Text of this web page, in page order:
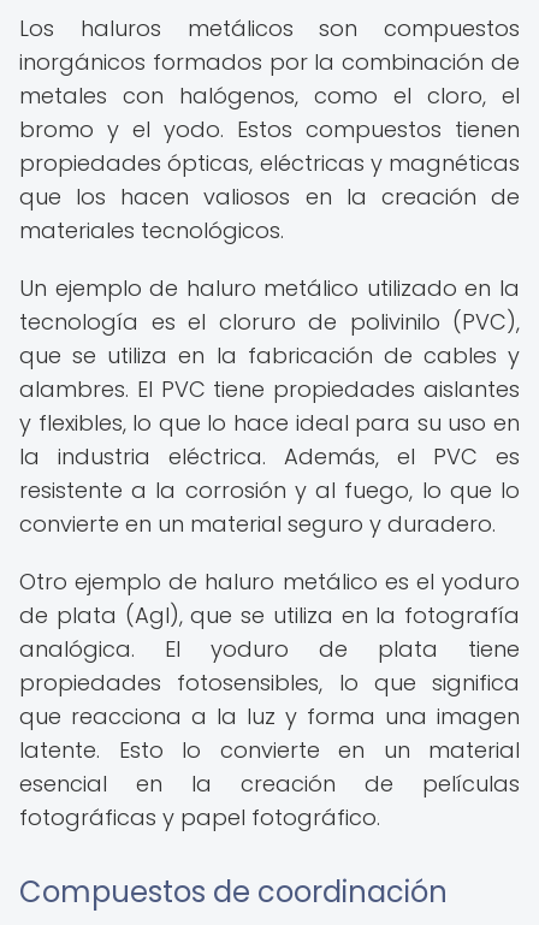
Los haluros metálicos son compuestos
inorgánicos formados por la combinación de
metales con halógenos, como el cloro, el
bromo y el yodo. Estos compuestos tienen
propiedades ópticas, eléctricas y magnéticas
que los hacen valiosos en la creación de
materiales tecnológicos.
Un ejemplo de haluro metálico utilizado en la
tecnología es el cloruro de polivinilo (PVC),
que se utiliza en la fabricación de cables y
alambres. El PVC tiene propiedades aislantes
y flexibles, lo que lo hace ideal para su uso en
la industria eléctrica. Además, el PVC es
resistente a la corrosión y al fuego, lo que lo
convierte en un material seguro y duradero.
Otro ejemplo de haluro metálico es el yoduro
de plata (AgI), que se utiliza en la fotografía
analógica. El yoduro de plata tiene
propiedades fotosensibles, lo que significa
que reacciona a la luz y forma una imagen
latente. Esto lo convierte en un material
esencial en la creación de películas
fotográficas y papel fotográfico.
Compuestos de coordinación